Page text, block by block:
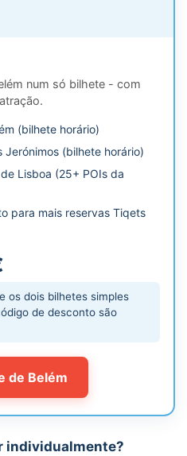
num só bilhete - com
(bilhete horário)
Jerónimos (bilhete horário)
Lisboa (25+ POIs da
para mais reservas Tiqets
os dois bilhetes simples
de desconto são
de Belém
individualmente?